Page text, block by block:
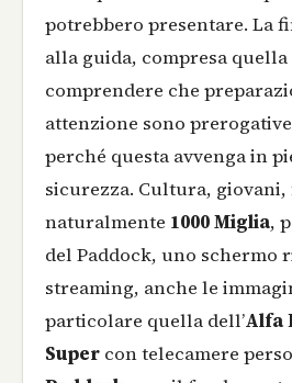
potrebbero presentare. La
alla guida, compresa
comprendere che
attenzione sono
perché questa avvenga in
sicurezza. Cultura, giovani,
naturalmente 1000 Miglia,
del Paddock, uno schermo
streaming, anche le
particolare quella dell’Alfa
Super con telecamere